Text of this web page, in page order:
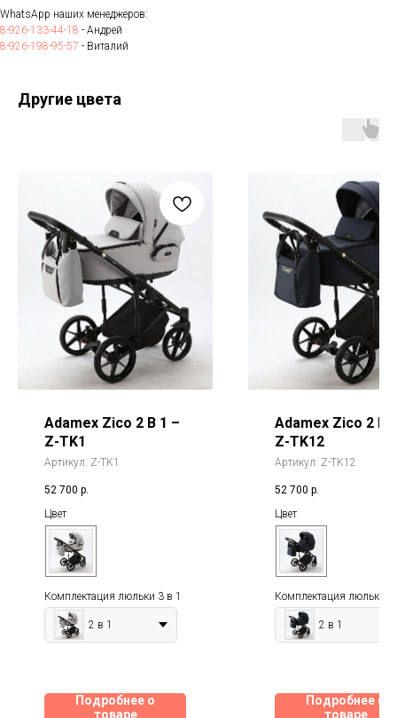
WhatsApp наших менеджеров:
8-926-133-44-18 - Андрей
8-926-198-95-57 - Виталий
Другие цвета
Adamex Zico 2 В 1 –
Z-TK1
Артикул: Z-TK1
52 700 р.
Цвет
Комплектация люльки 3 в 1
2 в 1
Подробнее о
товаре
Adamex Zico 2 В
Z-TK12
Артикул: Z-TK12
52 700 р.
Цвет
Комплектация люльки 3
2 в 1
Подробнее о
товаре